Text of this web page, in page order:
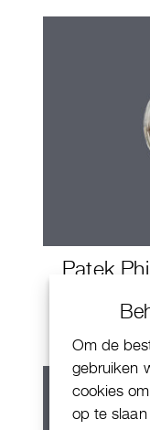
Om de
gebruiken
cookies
op te
Patek